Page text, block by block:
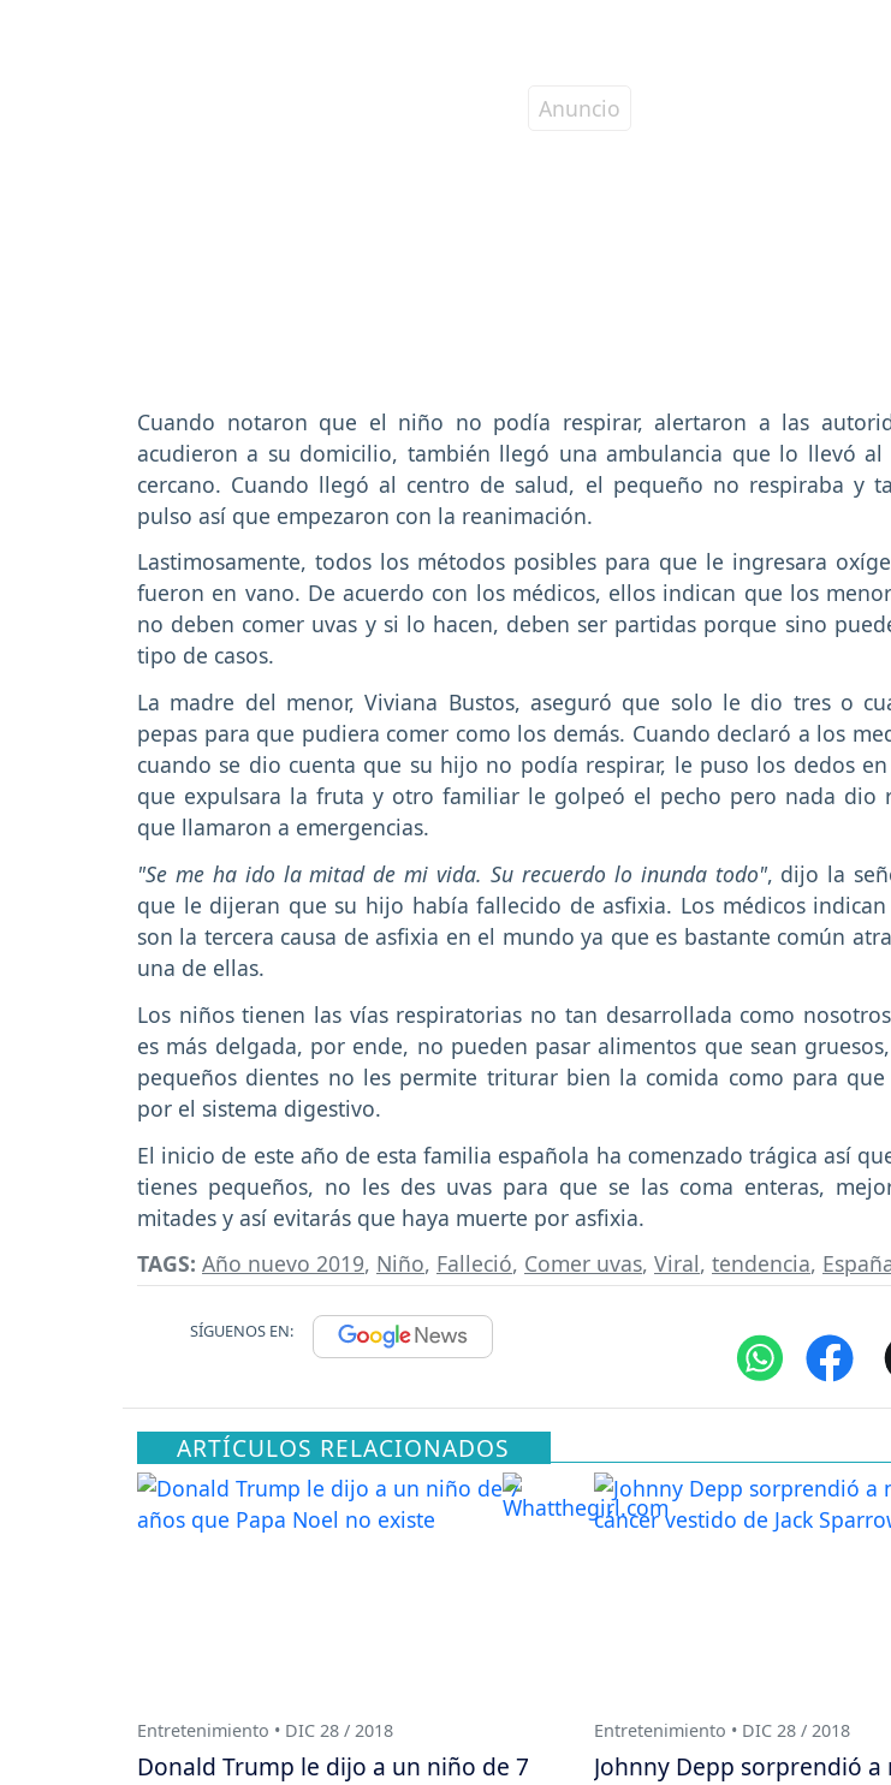
Cuando notaron que el niño no podía respirar, alertaron a las
acudieron a su domicilio, también llegó una ambulancia que lo llevó al
cercano. Cuando llegó al centro de salud, el pequeño no respiraba y
pulso así que empezaron con la reanimación.
Lastimosamente, todos los métodos posibles para que le ingresara
fueron en vano. De acuerdo con los médicos, ellos indican que los
no deben comer uvas y si lo hacen, deben ser partidas porque sino
tipo de casos.
La madre del menor, Viviana Bustos, aseguró que solo le dio tres o
pepas para que pudiera comer como los demás. Cuando declaró a los
cuando se dio cuenta que su hijo no podía respirar, le puso los dedos
que expulsara la fruta y otro familiar le golpeó el pecho pero nada dio
que llamaron a emergencias.
"Se me ha ido la mitad de mi vida. Su recuerdo lo inunda todo", dijo la
que le dijeran que su hijo había fallecido de asfixia. Los médicos
son la tercera causa de asfixia en el mundo ya que es bastante común
una de ellas.
Los niños tienen las vías respiratorias no tan desarrollada como
es más delgada, por ende, no pueden pasar alimentos que sean
pequeños dientes no les permite triturar bien la comida como para que
por el sistema digestivo.
El inicio de este año de esta familia española ha comenzado trágica así
tienes pequeños, no les des uvas para que se las coma enteras,
mitades y así evitarás que haya muerte por asfixia.
TAGS: Año nuevo 2019, Niño, Falleció, Comer uvas, Viral, tendencia,
SÍGUENOS EN:
ARTÍCULOS RELACIONADOS
Entretenimiento • DIC 28 / 2018
Donald Trump le dijo a un niño de 7
Entretenimiento • DIC 28 / 2018
Johnny Depp sorprendió a